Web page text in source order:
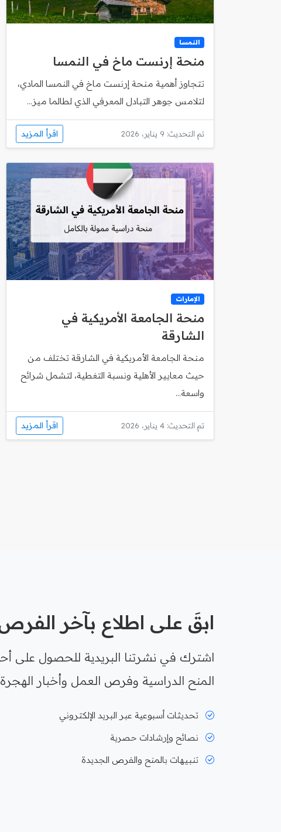
النمسا
منحة إرنست ماخ في النمسا
تتجاوز أهمية منحة إرنست ماخ في النمسا المادي،
لتلامس جوهر التبادل المعرفي الذي لطالما ميز...
تم التحديث: 9 يناير، 2026 اقرأ المزيد
الإمارات
منحة الجامعة الأمريكية في
الشارقة
منحة الجامعة الأمريكية في الشارقة تختلف من
حيث معايير الأهلية ونسبة التغطية، لتشمل شرائح
واسعة...
تم التحديث: 4 يناير، 2026 اقرأ المزيد
ابقَ على اطلاع بآخر
اشترك في نشرتنا البريدية للحصول على
المنح الدراسية وفرص العمل وأخبار
تحديثات أسبوعية عبر البريد الإلكتروني
نصائح وإرشادات حصرية
تنبيهات بالمنح والفرص الجديدة